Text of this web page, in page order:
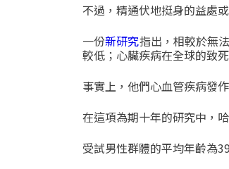
不過，精通伏地挺身的益處
一份新研究指出， 相較於無
較低； 心臟疾病在全球的致
事實上，他們心血管疾病發
在這項為期十年的研究中，
受試男性群體的平均年齡為